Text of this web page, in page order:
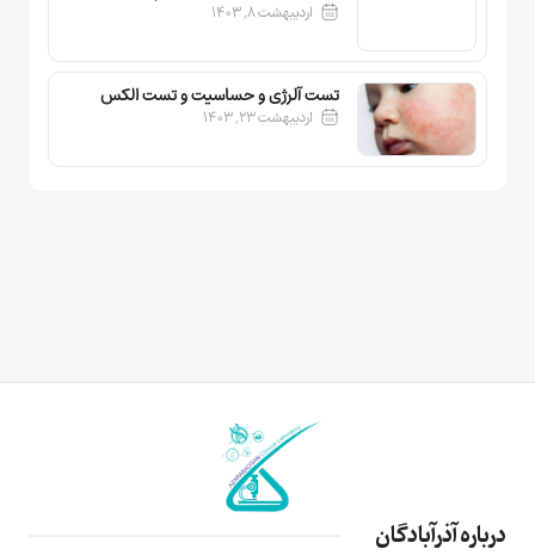
خارش و قرمزی
اردیبهشت ۸, ۱۴۰۳
تست آلرژی و حساسیت و تست الکس
اردیبهشت ۲۳, ۱۴۰۳
درباره آذرآبادگان